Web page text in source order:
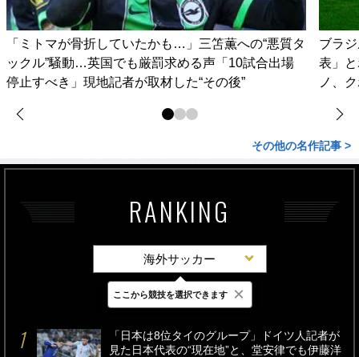
「ミトマが骨折していたかも…」三笘薫への“悪質タ
ックル”騒動…英国でも厳罰求める声「10試合出場
停止すべき」現地記者が取材した“その後”
ブラ
表」
ノ、
その他の名作記事 >
RANKING
海外サッカー
最新 24時間 週間
「日本は8位タイのグループ」ドイツ人記者が
見た日本代表の“現在地”と、堂安律でも伊藤洋
ここから競技を選択できます ×